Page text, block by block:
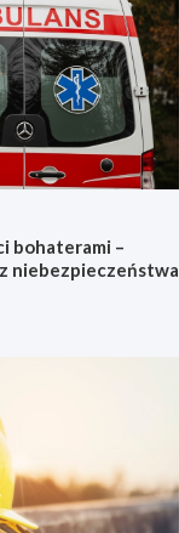
bohaterami –
niebezpieczeństwa